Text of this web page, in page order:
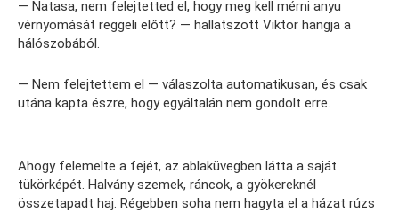
— Natasa, nem felejtetted el, hogy meg kell mérni anyu
vérnyomását reggeli előtt? — hallatszott Viktor hangja a
hálószobából.
— Nem felejtettem el — válaszolta automatikusan, és csak
utána kapta észre, hogy egyáltalán nem gondolt erre.
Ahogy felemelte a fejét, az ablaküvegben látta a saját
tükörképét. Halvány szemek, ráncok, a gyökereknél
összetapadt haj. Régebben soha nem hagyta el a házat rúzs